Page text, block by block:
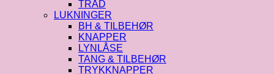
TRÅD
LUKNINGER
BH & TILBEHØR
KNAPPER
LYNLÅSE
TANG & TILBEHØR
TRYKKNAPPER